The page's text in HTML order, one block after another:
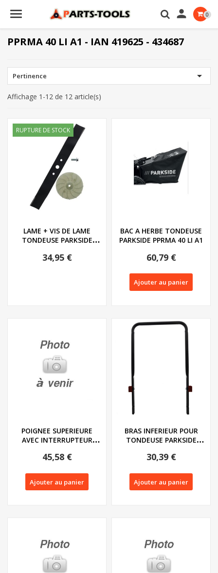
 0
PPRMA 40 LI A1 - IAN 419625 - 434687
Pertinence 
Affichage 1-12 de 12 article(s)
RUPTURE DE STOCK
LAME + VIS DE LAME
TONDEUSE PARKSIDE
34,95 €
BAC A HERBE TONDEUSE
PARKSIDE PPRMA 40 LI A1
60,79 €
Ajouter au panier
POIGNEE SUPERIEURE
AVEC INTERRUPTEUR
45,58 €
Ajouter au panier
BRAS INFERIEUR POUR
TONDEUSE PARKSIDE
30,39 €
Ajouter au panier